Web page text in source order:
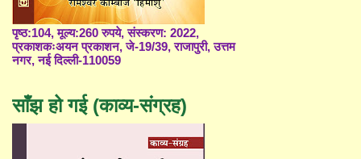
पृष्ठ:104, मूल्य:260 रुपये, संस्करण: 2022,
प्रकाशकःअयन प्रकाशन, जे-19/39, राजापुरी, उत्तम
नगर, नई दिल्ली-110059
साँझ हो गई (काव्य-संग्रह)